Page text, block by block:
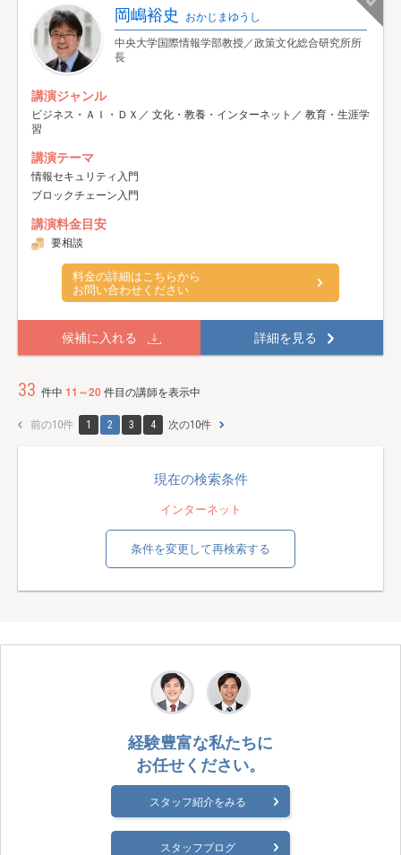
岡嶋裕史
おかじまゆうし
中央大学国際情報学部教授／政策文化総合研究所所
長
講演ジャンル
ビジネス・ＡＩ・ＤＸ／ 文化・教養・インターネット／ 教育・生涯学
習
講演テーマ
情報セキュリティ入門
ブロックチェーン入門
講演料金目安
要相談
料金の詳細はこちらから
お問い合わせください
候補に入れる 詳細を見る
33 件中 11～20件目の講師を表示中
前の10件 1 2 3 4 次の10件
現在の検索条件
インターネット
条件を変更して再検索する
経験豊富な私たちに
お任せください。
スタッフ紹介をみる
スタッフブログ